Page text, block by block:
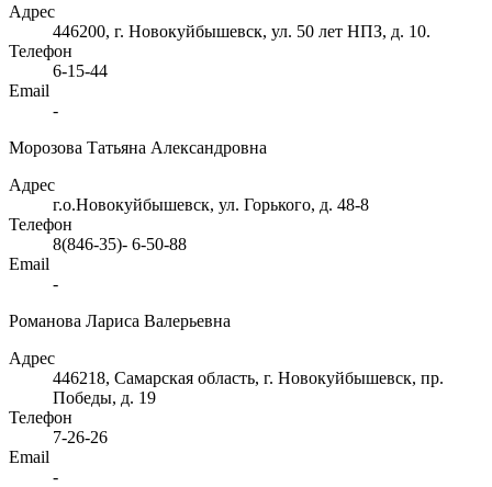
Адрес
446200, г. Новокуйбышевск, ул. 50 лет НПЗ, д. 10.
Телефон
6-15-44
Email
-
Морозова Татьяна Александровна
Адрес
г.о.Новокуйбышевск, ул. Горького, д. 48-8
Телефон
8(846-35)- 6-50-88
Email
-
Романова Лариса Валерьевна
Адрес
446218, Самарская область, г. Новокуйбышевск, пр.
Победы, д. 19
Телефон
7-26-26
Email
-